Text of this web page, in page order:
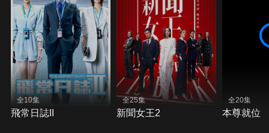
全10集
飛常日誌II
全25集
新聞女王2
全20集
本尊就位